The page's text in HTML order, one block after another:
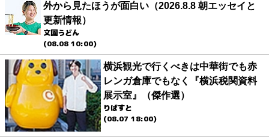
外から見たほうが面白い（2026.8.8 朝エッセイと
更新情報）
文園うどん
(08.08 10:00)
横浜観光で行くべきは中華街でも赤
レンガ倉庫でもなく『横浜税関資料
展示室』（傑作選）
りばすと
(08.07 18:00)